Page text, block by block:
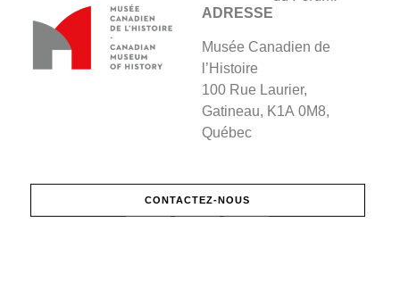
ADRESSE
Musée Canadien de
l’Histoire
100 Rue Laurier,
Gatineau, K1A 0M8,
Québec
CONTACTEZ-NOUS